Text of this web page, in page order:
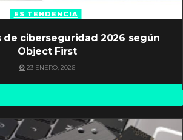
ES TENDENCIA
de ciberseguridad 2026 según
Object First
23 ENERO, 2026